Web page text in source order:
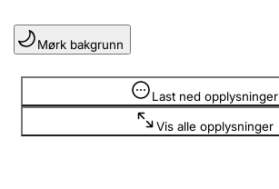
Lag og forening
Registrere, endre, slette
Mørk bakgrunn
Last ned opplysninger
Vis alle opplysninger
Opplysninger er skjult